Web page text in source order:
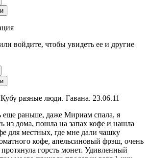
войдите, чтобы увидеть ее и другие
разные люди. Гавана. 23.06.11
еще раньше, даже Мириам спала, я
из дома, пошла на запах кофе и нашла
для местных, где мне дали чашку
кофе, апельсиновый фрэш, очень
горсть монет. Удивленный